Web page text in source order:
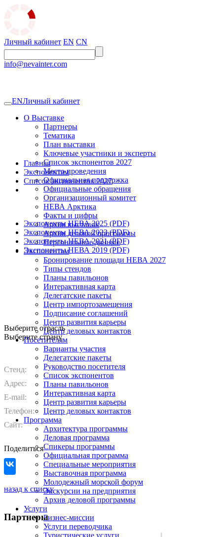
Личный кабинет EN CN
info@nevainter.com
ENЛичный кабинет
О Выставке
Партнеры
Тематика
План выставки
Ключевые участники и эксперты
Список экспонентов 2027
Место проведения
Официальная поддержка
Официальные обращения
Организационный комитет
НЕВА Арктика
Факты и цифры
Архив выставок
Архив деловой программы
Персональные данные
Экспонентам
Бронирование площади НЕВА 2027
Типы стендов
Планы павильонов
Интерактивная карта
Делегатские пакеты
Центр импортозамещения
Подписание соглашений
Центр развития карьеры
Центр деловых контактов
Посетителям
Варианты участия
Делегатские пакеты
Руководство посетителя
Список экспонентов
Планы павильонов
Интерактивная карта
Центр развития карьеры
Центр деловых контактов
Программа
Архитектура программы
Деловая программа
Спикеры программы
Официальная программа
Специальные мероприятия
Выставочная программа
Молодежный морской форум
Экскурсии на предприятия
Архив деловой программы
Услуги
Бизнес-миссии
Услуги переводчика
Туристические услуги
Главная
Экспонентам
Список экспонентов 2027
Экспоненты НЕВА 2025 (PDF)
Экспоненты НЕВА 2023 (PDF)
Экспоненты НЕВА 2021 (PDF)
Экспоненты НЕВА 2019 (PDF)
Выберите отрасль
Выберите страну
Стенд:
Адрес:
E-mail:
Телефон:
Сайт:
Поделиться
назад к списку
Партнеры